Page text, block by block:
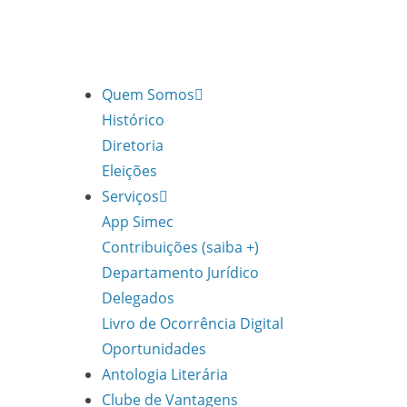
Quem Somos
Histórico
Diretoria
Eleições
Serviços
App Simec
Contribuições (saiba +)
Departamento Jurídico
Delegados
Livro de Ocorrência Digital
Oportunidades
Antologia Literária
Clube de Vantagens